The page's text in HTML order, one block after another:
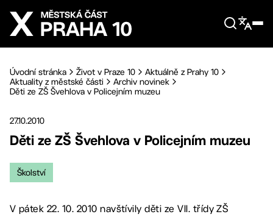
Přejít na hlavní obsah
Úvodní stránka Život v Praze 10
Aktuálně z Prahy 10
Aktuality z městské části
Archiv novinek
Děti ze ZŠ Švehlova v Policejním muzeu
27.10.2010
Děti ze ZŠ Švehlova v Policejním muzeu
Školství
V pátek 22. 10. 2010 navštívily děti ze VII. třídy ZŠ